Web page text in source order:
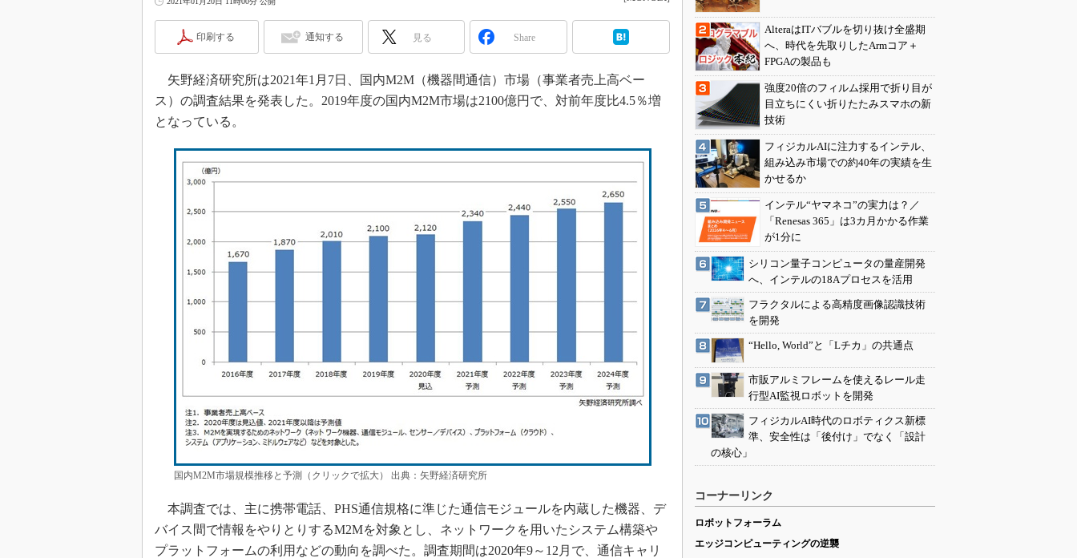
スマート工場EXPO
EdgeTech+
日本ものづくりワールド
AUTOMOTIVE WORLD
車載ソフト開発
無償設計ツール
S＆OP
イノベーション
グローバル設計・開発
制御セキュリティ
印刷する 通知する 見る Share
矢野経済研究所は2021年1月7日、国内M2M（機器間通信）市場（事業者売上高ベー
ス）の調査結果を発表した。2019年度の国内M2M市場は2100億円で、対前年度比4.5％増
となっている。
国内M2M市場規模推移と予測（クリックで拡大） 出典：矢野経済研究所
本調査では、主に携帯電話、PHS通信規格に準じた通信モジュールを内蔵した機器、デ
バイス間で情報をやりとりするM2Mを対象とし、ネットワークを用いたシステム構築や
プラットフォームの利用などの動向を調べた。調査期間は2020年9～12月で、通信キャリ
AlteraはITバブルを切り抜け全盛期
へ、時代を先取りしたArmコア＋
FPGAの製品も
強度20倍のフィルム採用で折り目が
目立ちにくい折りたたみスマホの新
技術
フィジカルAIに注力するインテル、
組み込み市場での約40年の実績を生
かせるか
インテル“ヤマネコ”の実力は？／
「Renesas 365」は3カ月かかる作業
が1分に
シリコン量子コンピュータの量産開発
へ、インテルの18Aプロセスを活用
フラクタルによる高精度画像認識技術
を開発
“Hello, World”と「Lチカ」の共通点
市販アルミフレームを使えるレール走
行型AI監視ロボットを開発
フィジカルAI時代のロボティクス新標
準、安全性は「後付け」でなく「設計
の核心」
コーナーリンク
ロボットフォーラム
エッジコンピューティングの逆襲